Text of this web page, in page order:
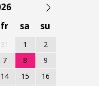
fr sa su
31 1
2
7 8
9
14 15
16